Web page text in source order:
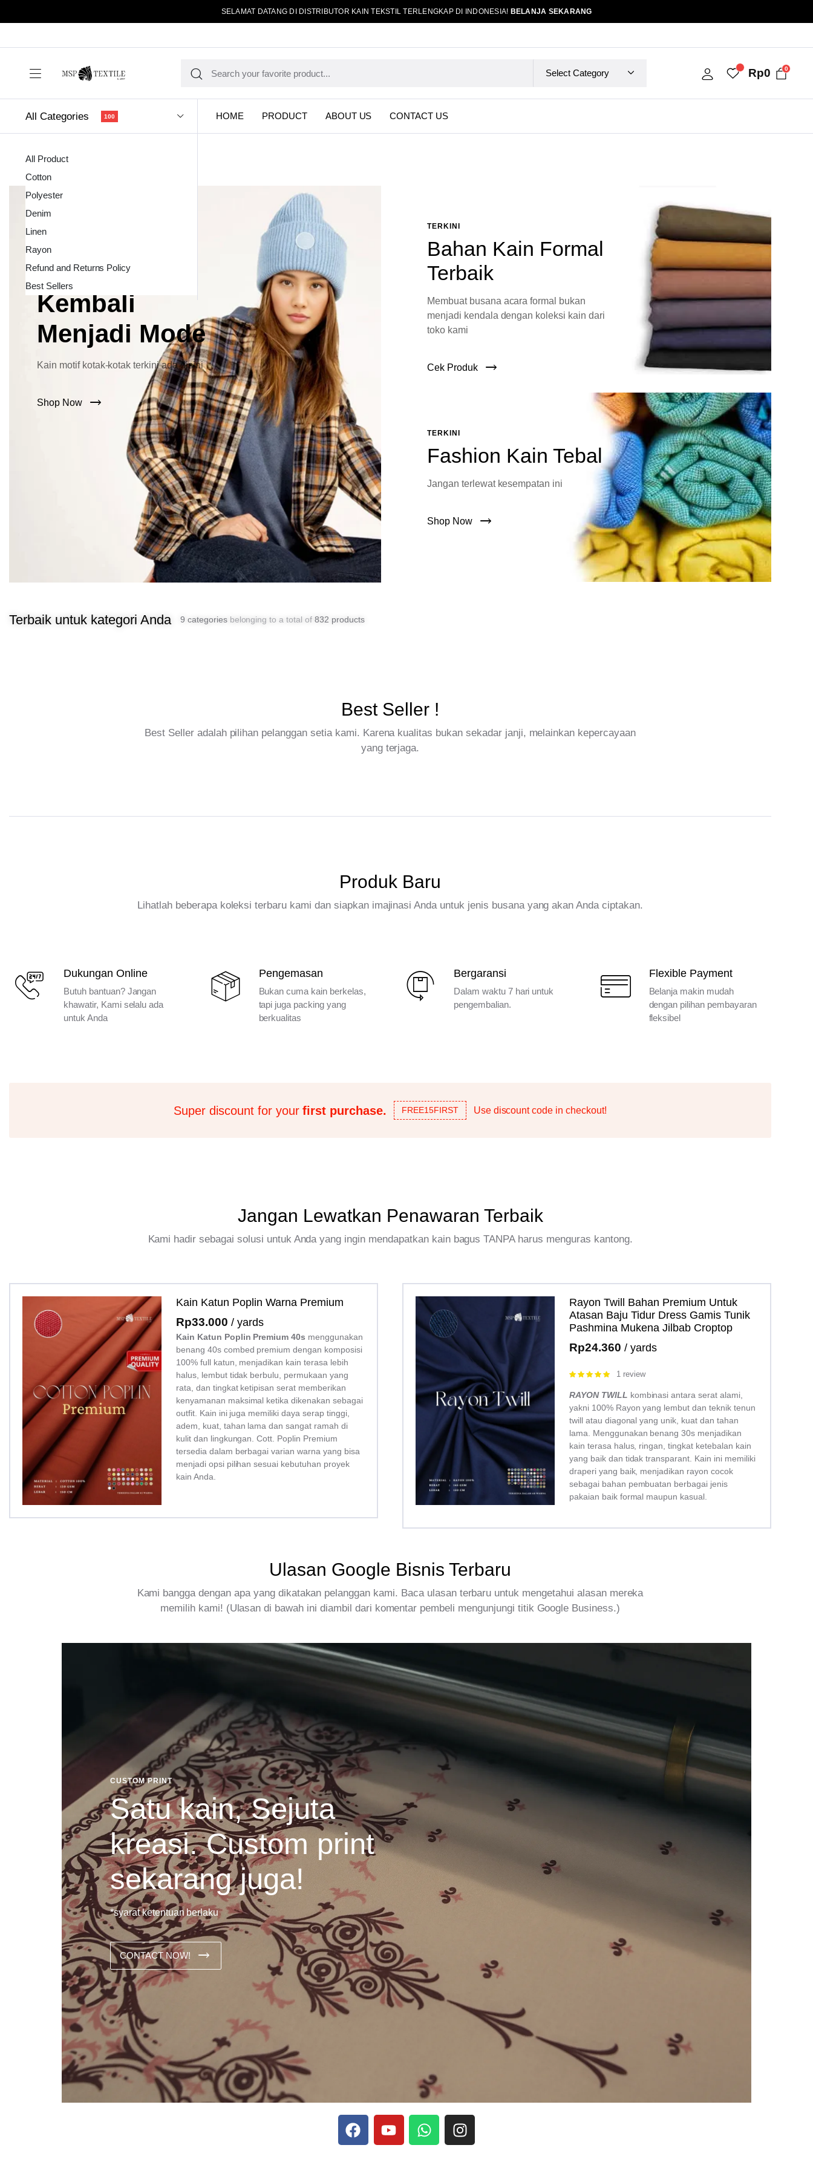
SELAMAT DATANG DI DISTRIBUTOR KAIN TEKSTIL TERLENGKAP DI INDONESIA! BELANJA SEKARANG
Rp0 0
All Categories 100
All Product
Cotton
Polyester
Denim
Linen
Rayon
Refund and Returns Policy
Best Sellers
HOME PRODUCT ABOUT US CONTACT US
Kain Pola
Lebar Kini
Kembali
Menjadi Mode
Kain motif kotak-kotak terkini ada disini
Shop Now
TERKINI
Bahan Kain Formal
Terbaik
Membuat busana acara formal bukan
menjadi kendala dengan koleksi kain dari
toko kami
Cek Produk
TERKINI
Fashion Kain Tebal
Jangan terlewat kesempatan ini
Shop Now
Terbaik untuk kategori Anda 9 categoriesbelonging to a total of 832 products
Best Seller !
Best Seller adalah pilihan pelanggan setia kami. Karena kualitas bukan sekadar janji, melainkan kepercayaan
yang terjaga.
Produk Baru
Lihatlah beberapa koleksi terbaru kami dan siapkan imajinasi Anda untuk jenis busana yang akan Anda ciptakan.
Dukungan Online
Butuh bantuan? Jangan
khawatir, Kami selalu ada
untuk Anda
Pengemasan
Bukan cuma kain berkelas,
tapi juga packing yang
berkualitas
Bergaransi
Dalam waktu 7 hari untuk
pengembalian.
Flexible Payment
Belanja makin mudah
dengan pilihan pembayaran
fleksibel
Super discount for yourfirst purchase. FREE15FIRST Use discount code in checkout!
Jangan Lewatkan Penawaran Terbaik
Kami hadir sebagai solusi untuk Anda yang ingin mendapatkan kain bagus TANPA harus menguras kantong.
Kain Katun Poplin Warna Premium
Rp33.000 / yards
Kain Katun Poplin Premium 40s menggunakan
benang 40s combed premium dengan komposisi
100% full katun, menjadikan kain terasa lebih
halus, lembut tidak berbulu, permukaan yang
rata, dan tingkat ketipisan serat memberikan
kenyamanan maksimal ketika dikenakan sebagai
outfit. Kain ini juga memiliki daya serap tinggi,
adem, kuat, tahan lama dan sangat ramah di
kulit dan lingkungan. Cott. Poplin Premium
tersedia dalam berbagai varian warna yang bisa
menjadi opsi pilihan sesuai kebutuhan proyek
kain Anda.
Rayon Twill Bahan Premium Untuk
Atasan Baju Tidur Dress Gamis Tunik
Pashmina Mukena Jilbab Croptop
Rp24.360 / yards
Rated
1 review
RAYON TWILL kombinasi antara serat alami,
yakni 100% Rayon yang lembut dan teknik tenun
twill atau diagonal yang unik, kuat dan tahan
lama. Menggunakan benang 30s menjadikan
kain terasa halus, ringan, tingkat ketebalan kain
yang baik dan tidak transparant. Kain ini memiliki
draperi yang baik, menjadikan rayon cocok
sebagai bahan pembuatan berbagai jenis
pakaian baik formal maupun kasual.
Ulasan Google Bisnis Terbaru
Kami bangga dengan apa yang dikatakan pelanggan kami. Baca ulasan terbaru untuk mengetahui alasan mereka
memilih kami! (Ulasan di bawah ini diambil dari komentar pembeli mengunjungi titik Google Business.)
CUSTOM PRINT
Satu kain, Sejuta
kreasi. Custom print
sekarang juga!
*syarat ketentuan berlaku
CONTACT NOW!